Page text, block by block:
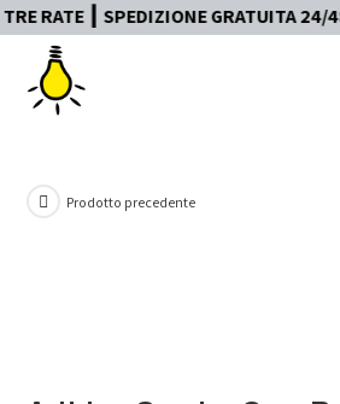
SPEDIZIONE GRATUITA
Prodotto precedente